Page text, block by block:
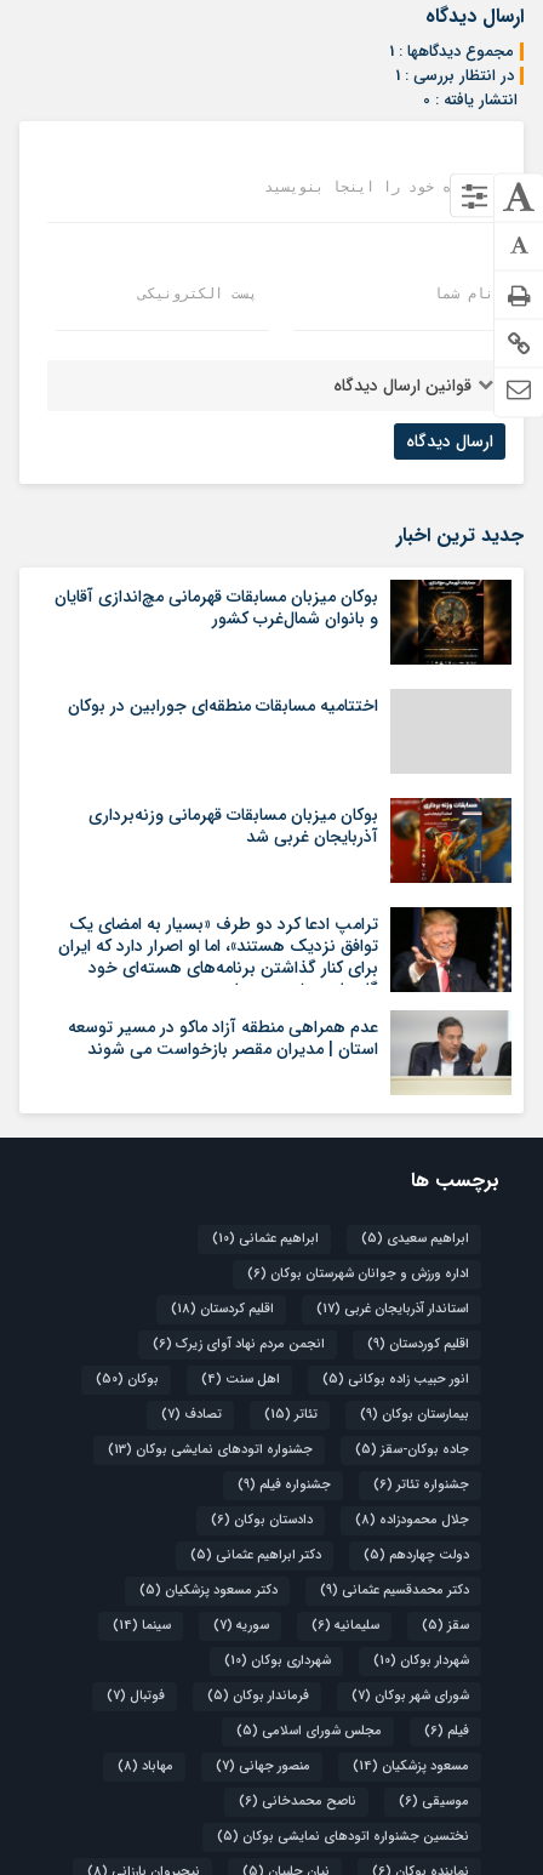
ارسال دیدگاه
مجموع دیدگاهها : 1
در انتظار بررسی : 1
انتشار یافته : 0
دیدگاه خود را اینجا بنویسید
نام شما پست الکترونیکی
قوانین ارسال دیدگاه
جدید ترین اخبار
بوکان میزبان مسابقات قهرمانی مچ‌اندازی آقایان
و بانوان شمال‌غرب کشور
اختتامیه مسابقات منطقه‌ای جورابین در بوکان
بوکان میزبان مسابقات قهرمانی وزنه‌برداری
آذربایجان غربی شد
ترامپ ادعا کرد دو طرف «بسیار به امضای یک
توافق نزدیک هستند»، اما او اصرار دارد که ایران
برای کنار گذاشتن برنامه‌های هسته‌ای خود
گام‌های بیشتری بردارد
عدم همراهی منطقه آزاد ماکو در مسیر توسعه
استان | مدیران مقصر بازخواست می شوند
برچسب ها
ابراهیم سعیدی (5) ابراهیم عثمانی (10)
اداره ورزش و جوانان شهرستان بوکان (6)
استاندار آذربایجان غربی (17) اقلیم کردستان (18)
اقلیم کوردستان (9) انجمن مردم نهاد آوای زیرک (6)
انور حبیب زاده بوکانی (5) اهل سنت (4) بوکان (50)
بیمارستان بوکان (9) تئاتر (15) تصادف (7)
جاده بوکان-سقز (5) جشنواره اتودهای نمایشی بوکان (13)
جشنواره تئاتر (6) جشنواره فیلم (9)
جلال محمودزاده (8) دادستان بوکان (6)
دولت چهاردهم (5) دکتر ابراهیم عثمانی (5)
دکتر محمدقسیم عثمانی (9) دکتر مسعود پزشکیان (5)
سقز (5) سلیمانیه (6) سوریه (7) سینما (14)
شهردار بوکان (10) شهرداری بوکان (10)
شورای شهر بوکان (7) فرماندار بوکان (5) فوتبال (7)
فیلم (6) مجلس شورای اسلامی (5)
مسعود پزشکیان (14) منصور جهانی (7) مهاباد (8)
موسیقی (6) ناصح محمدخانی (6)
نختسین جشنواره اتودهای نمایشی بوکان (5)